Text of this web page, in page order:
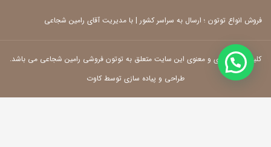
فروش انواع توتون ؛ ارسال به سراسر کشور | با مدیریت آقای رامین شجاعی
کلیه حقوق مادی و معنوی این سایت متعلق به توتون فروشی رامین شجاعی می باشد.
طراحی و پیاده سازی توسط کاوت